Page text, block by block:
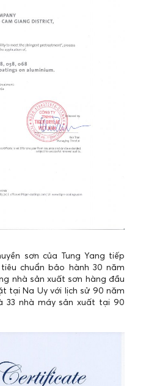
sơn của Tung Yang tiếp
chuẩn bảo hành 30 năm
nhà sản xuất sơn hàng đầu
tại Na Uy với lịch sử 90 năm
33 nhà máy sản xuất tại 90